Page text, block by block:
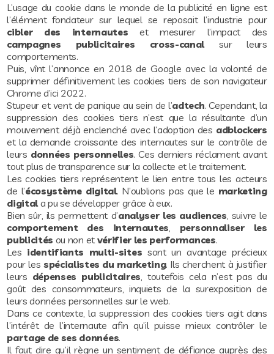
L’usage du cookie dans le monde de la publicité en ligne est
l’élément fondateur sur lequel se reposait l’industrie pour
cibler des internautes et mesurer l’impact des
campagnes publicitaires cross-canal sur leurs
comportements.
Puis, vînt l’annonce en 2018 de Google avec la volonté de
supprimer définitivement les cookies tiers de son navigateur
Chrome d’ici 2022.
Stupeur et vent de panique au sein de l’adtech. Cependant, la
suppression des cookies tiers n’est que la résultante d’un
mouvement déjà enclenché avec l’adoption des adblockers
et la demande croissante des internautes sur le contrôle de
leurs données personnelles. Ces derniers réclament avant
tout plus de transparence sur la collecte et le traitement.
Les cookies tiers représentent le lien entre tous les acteurs
de l’écosystème digital. N’oublions pas que le marketing
digital a pu se développer grâce à eux.
Bien sûr, ils permettent d’analyser les audiences , suivre le
comportement des internautes
personnaliser les
publicités ou non et vérifier les performances.
Les identifiants multi-sites sont un avantage précieux
pour les spécialistes du marketing. Ils cherchent à justifier
leurs dépenses publicitaires , toutefois cela n’est pas du
goût des consommateurs, inquiets de la surexposition de
leurs données personnelles sur le web.
Dans ce contexte, la suppression des cookies tiers agit dans
l’intérêt de l’internaute afin qu’il puisse mieux contrôler le
partage de ses données.
Il faut dire qu’il règne un sentiment de défiance auprès des